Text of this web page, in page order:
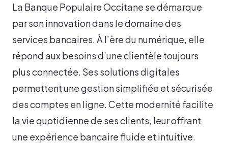
La Banque Populaire Occitane se démarque
par son innovation dans le domaine des
services bancaires. À l’ère du numérique, elle
répond aux besoins d’une clientèle toujours
plus connectée. Ses solutions digitales
permettent une gestion simplifiée et sécurisée
des comptes en ligne. Cette modernité facilite
la vie quotidienne de ses clients, leur offrant
une expérience bancaire fluide et intuitive.